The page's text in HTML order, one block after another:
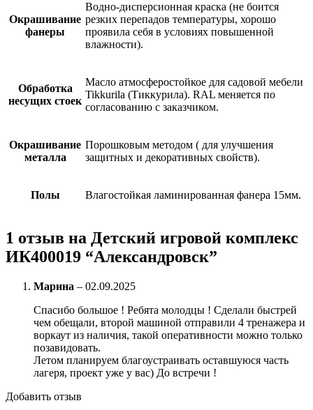
Окрашивание
фанеры
Водно-дисперсионная краска (не боится
резких перепадов температуры, хорошо
проявила себя в условиях повышенной
влажности).
Обработка
несущих стоек
Масло атмосферостойкое для садовой мебели
Tikkurila (Тиккурила). RAL меняется по
согласованию с заказчиком.
Окрашивание
металла
Порошковым методом ( для улучшения
защитных и декоративных свойств).
Полы Влагостойкая ламинированная фанера 15мм.
1 отзыв на Детский игровой комплекс
ИК400019 “Александровск”
Марина – 02.09.2025
Спасибо большое ! Ребята молодцы ! Сделали быстрей
чем обещали, второй машиной отправили 4 тренажера и
воркаут из наличия, такой оперативности можно только
позавидовать.
Летом планируем благоустраивать оставшуюся часть
лагеря, проект уже у вас) До встречи !
Добавить отзыв